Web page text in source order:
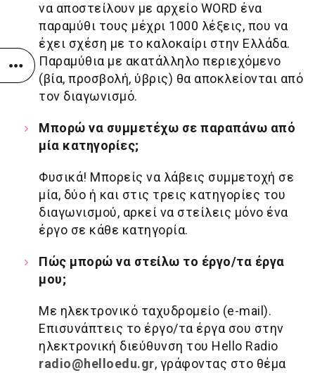
να αποστείλουν με αρχείο WORD ένα
παραμύθι τους μέχρι 1000 λέξεις, που να
έχει σχέση με το καλοκαίρι στην Ελλάδα.
Παραμύθια με ακατάλληλο περιεχόμενο
(βία, προσβολή, ύβρις) θα αποκλείονται από
τον διαγωνισμό.
Μπορώ να συμμετέχω σε παραπάνω από
μία κατηγορίες;
Φυσικά! Μπορείς να λάβεις συμμετοχή σε
μία, δύο ή και στις τρεις κατηγορίες του
διαγωνισμού, αρκεί να στείλεις μόνο ένα
έργο σε κάθε κατηγορία.
Πώς μπορώ να στείλω το έργο/τα έργα
μου;
Με ηλεκτρονικό ταχυδρομείο (e-mail).
Επισυνάπτεις το έργο/τα έργα σου στην
ηλεκτρονική διεύθυνση του Hello Radio
radio@helloedu.gr, γράφοντας στο θέμα